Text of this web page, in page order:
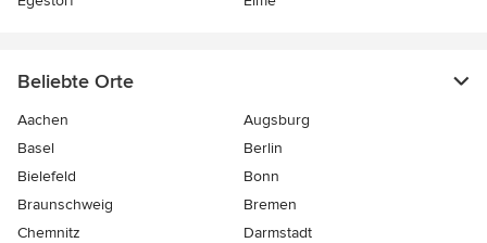
Beliebte Orte
Aachen
Augsburg
Basel
Berlin
Bielefeld
Bonn
Braunschweig
Bremen
Chemnitz
Darmstadt